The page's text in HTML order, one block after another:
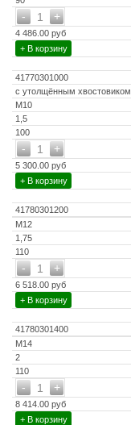
+
- 1
4 486.00 руб
+ В корзину
41770301000
с утолщённым хвостовиком
М10
1,5
100
+
- 1
5 300.00 руб
+ В корзину
41780301200
М12
1,75
110
+
- 1
6 518.00 руб
+ В корзину
41780301400
М14
2
110
+
- 1
8 414.00 руб
+ В корзину